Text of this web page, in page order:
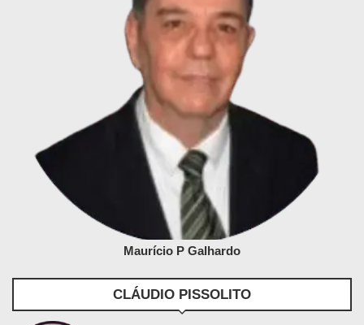
Maurício P Galhardo
CLÁUDIO PISSOLITO